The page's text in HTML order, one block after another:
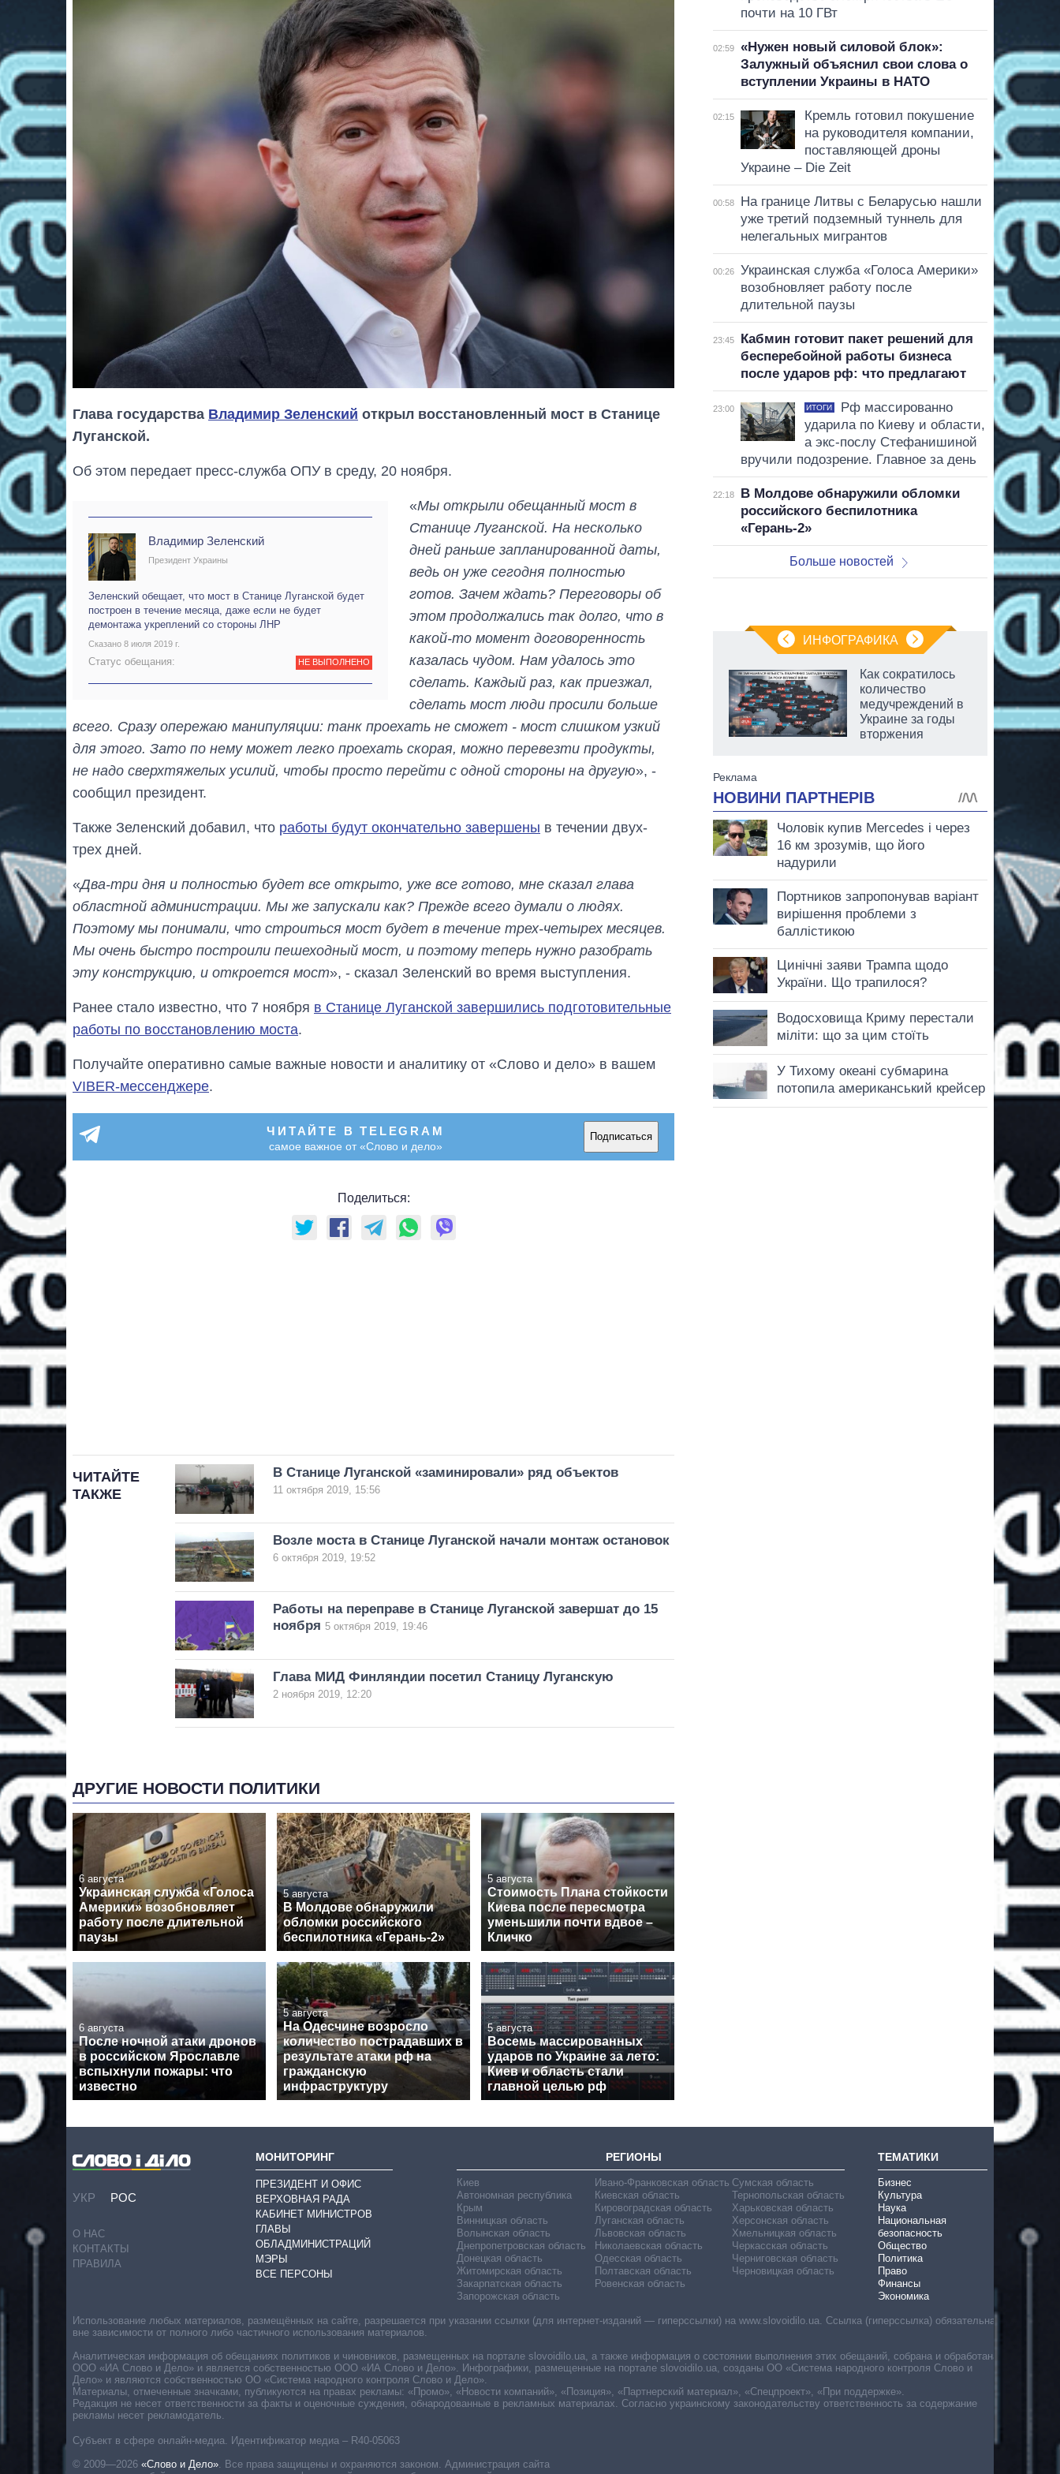
Глава государства Владимир Зеленский открыл восстановленный мост в Станице
Луганской.
Об этом передает пресс-служба ОПУ в среду, 20 ноября.
Владимир Зеленский
Президент Украины
Зеленский обещает, что мост в Станице Луганской будет
построен в течение месяца, даже если не будет
демонтажа укреплений со стороны ЛНР
Сказано 8 июля 2019 г.
Статус обещания: НЕ ВЫПОЛНЕНО
«Мы открыли обещанный мост в
Станице Луганской. На несколько
дней раньше запланированной даты,
ведь он уже сегодня полностью
готов. Зачем ждать? Переговоры об
этом продолжались так долго, что в
какой-то момент договоренность
казалась чудом. Нам удалось это
сделать. Каждый раз, как приезжал,
сделать мост люди просили больше
всего. Сразу опережаю манипуляции: танк проехать не сможет - мост слишком узкий
для этого. Зато по нему может легко проехать скорая, можно перевезти продукты,
не надо сверхтяжелых усилий, чтобы просто перейти с одной стороны на другую», -
сообщил президент.
Также Зеленский добавил, что работы будут окончательно завершены в течении двух-
трех дней.
«Два-три дня и полностью будет все открыто, уже все готово, мне сказал глава
областной администрации. Мы же запускали как? Прежде всего думали о людях.
Поэтому мы понимали, что строиться мост будет в течение трех-четырех месяцев.
Мы очень быстро построили пешеходный мост, и поэтому теперь нужно разобрать
эту конструкцию, и откроется мост», - сказал Зеленский во время выступления.
Ранее стало известно, что 7 ноября в Станице Луганской завершились подготовительные
работы по восстановлению моста.
Получайте оперативно самые важные новости и аналитику от «Слово и дело» в вашем
VIBER-мессенджере.
ЧИТАЙТЕ В TELEGRAM
самое важное от «Слово и дело»
Подписаться
Поделиться:
ЧИТАЙТЕ
ТАКЖЕ
В Станице Луганской «заминировали» ряд объектов
11 октября 2019, 15:56
Возле моста в Станице Луганской начали монтаж остановок
6 октября 2019, 19:52
Работы на переправе в Станице Луганской завершат до 15
ноября 5 октября 2019, 19:46
Глава МИД Финляндии посетил Станицу Луганскую
2 ноября 2019, 12:20
ДРУГИЕ НОВОСТИ ПОЛИТИКИ
6 августа
Украинская служба «Голоса
Америки» возобновляет
работу после длительной
паузы
5 августа
В Молдове обнаружили
обломки российского
беспилотника «Герань-2»
5 августа
Стоимость Плана стойкости
Киева после пересмотра
уменьшили почти вдвое –
Кличко
6 августа
После ночной атаки дронов
в российском Ярославле
вспыхнули пожары: что
известно
5 августа
На Одесчине возросло
количество пострадавших в
результате атаки рф на
гражданскую
инфраструктуру
5 августа
Восемь массированных
ударов по Украине за лето:
Киев и область стали
главной целью рф
почти на 10 ГВт
02:59
«Нужен новый силовой блок»:
Залужный объяснил свои слова о
вступлении Украины в НАТО
02:15
Кремль готовил покушение
на руководителя компании,
поставляющей дроны
Украине – Die Zeit
00:58
На границе Литвы с Беларусью нашли
уже третий подземный туннель для
нелегальных мигрантов
00:26
Украинская служба «Голоса Америки»
возобновляет работу после
длительной паузы
23:45
Кабмин готовит пакет решений для
бесперебойной работы бизнеса
после ударов рф: что предлагают
23:00 ИТОГИ
Рф массированно
ударила по Киеву и области,
а экс-послу Стефанишиной
вручили подозрение. Главное за день
22:18
В Молдове обнаружили обломки
российского беспилотника
«Герань-2»
Больше новостей
ИНФОГРАФИКА
сколько ракет,
самолетов и
танков продала
Украина за годы
независимости
Как сократилось
количество
медучреждений в
Украине за годы
вторжения
УКР РОС
О НАС
КОНТАКТЫ
ПРАВИЛА
МОНИТОРИНГ
ПРЕЗИДЕНТ И ОФИС
ВЕРХОВНАЯ РАДА
КАБИНЕТ МИНИСТРОВ
ГЛАВЫ
ОБЛАДМИНИСТРАЦИЙ
МЭРЫ
ВСЕ ПЕРСОНЫ
РЕГИОНЫ
Киев
Автономная республика
Крым
Винницкая область
Волынская область
Днепропетровская область
Донецкая область
Житомирская область
Закарпатская область
Запорожская область
Ивано-Франковская область
Киевская область
Кировоградская область
Луганская область
Львовская область
Николаевская область
Одесская область
Полтавская область
Ровенская область
Сумская область
Тернопольская область
Харьковская область
Херсонская область
Хмельницкая область
Черкасская область
Черниговская область
Черновицкая область
ТЕМАТИКИ
Бизнес
Культура
Наука
Национальная
безопасность
Общество
Политика
Право
Финансы
Экономика
Субъект в сфере онлайн-медиа. Идентификатор медиа – R40-05063
© 2009—2026 «Слово и Дело» Все права защищены и охраняются законом. Администрация сайта
Использование любых материалов, размещённых на сайте, разрешается при указании ссылки (для интернет-изданий — гиперссылки) на www.slovoidilo.ua. Ссылка (гиперссылка) обязательна
вне зависимости от полного либо частичного использования материалов.
Аналитическая информация об обещаниях политиков и чиновников, размещенных на портале slovoidilo.ua, а также информация о состоянии выполнения этих обещаний, собрана и обработана
ООО «ИА Слово и Дело» и является собственностью ООО «ИА Слово и Дело». Инфографики, размещенные на портале slovoidilo.ua, созданы ОО «Система народного контроля Слово и
Дело» и являются собственностью ОО «Система народного контроля Слово и Дело».
Материалы, отмеченные значками, публикуются на правах рекламы: «Промо», «Новости компаний», «Позиция», «Партнерский материал», «Спецпроект», «При поддержке».
Редакция не несет ответственности за факты и оценочные суждения, обнародованные в рекламных материалах. Согласно украинскому законодательству ответственность за содержание
рекламы несет рекламодатель.